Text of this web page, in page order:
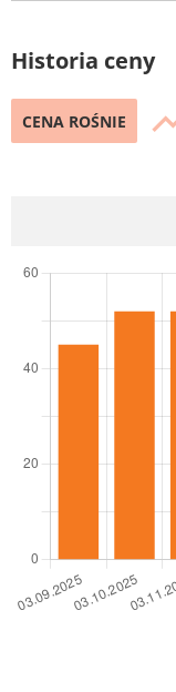
Historia ceny
CENA ROŚNIE